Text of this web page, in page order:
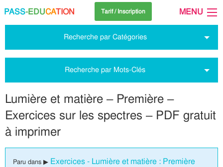
PASS-EDUCATION Tarif / Inscription MENU
Recherche par Catégories
Recherche par Mots-Clés
Lumière et matière – Première –
Exercices sur les spectres – PDF gratuit
à imprimer
Paru dans ▶ Exercices - Lumière et matière : Première